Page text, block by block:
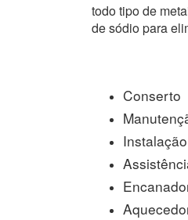
todo tipo de
de sódio para
Conserto
Instalação